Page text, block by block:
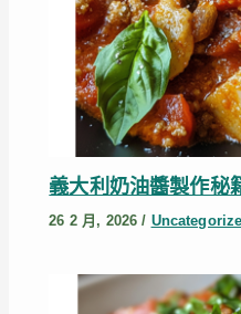
義大利奶油醬製作秘
26 2 月, 2026/